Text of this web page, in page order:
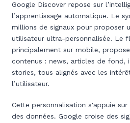
Google Discover repose sur
l’apprentissage automatique. Le
millions de signaux pour proposer
utilisateur ultra-personnalisée. Le
principalement sur mobile,
contenus : news, articles de fond,
stories, tous alignés avec les
l’utilisateur.
Cette personnalisation s'appuie
des données. Google croise des